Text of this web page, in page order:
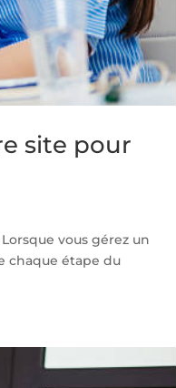
site pour
vous gérez un
chaque étape du